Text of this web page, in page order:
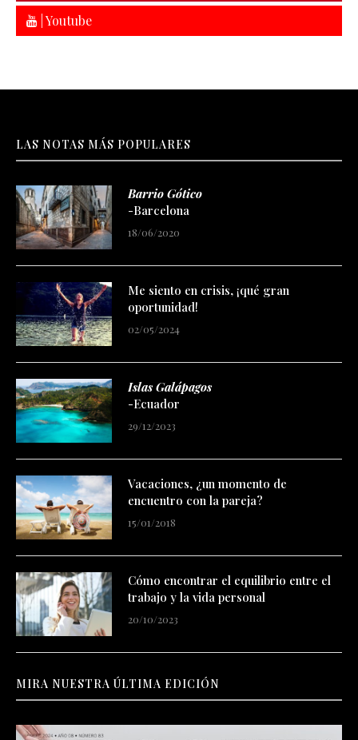
| Youtube
LAS NOTAS MÁS POPULARES
Barrio Gótico
-Barcelona
18/06/2020
Me siento en crisis, ¡qué gran
oportunidad!
02/05/2024
Islas Galápagos
-Ecuador
29/12/2023
Vacaciones, ¿un momento de
encuentro con la pareja?
15/01/2018
Cómo encontrar el equilibrio entre el
trabajo y la vida personal
20/10/2023
MIRA NUESTRA ÚLTIMA EDICIÓN